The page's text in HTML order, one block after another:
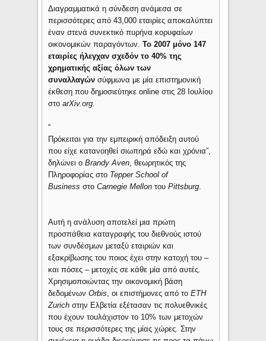
Διαγραμματικά η σύνδεση ανάμεσα σε
περισσότερες από 43,000 εταιρίες αποκαλύπτει
έναν στενά συνεκτικό πυρήνα κορυφαίων
οικονομικών παραγόντων.Το 2007 μόνο 147
εταιρίες ήλεγχαν σχεδόν το 40% της
χρηματικής αξίας όλων των
συναλλαγών σύφμωνα με μία επιστημονική
έκθεση που δημοσιεύτηκε online στις 28 Ιουλίου
στοarXiv.org.
“
Πρόκειται για την εμπειρική απόδειξη αυτού
που είχε κατανοηθεί σιωπηρά εδώ και χρόνια”,
δηλώνει οBrandy Aven, θεωρητικός της
Πληροφορίας στο Tepper School of
Business στοCarnegie Mellon τουPittsburg.
Αυτή η ανάλυση αποτελεί μια πρώτη
προσπάθεια καταγραφής του διεθνούς ιστού
των συνδέσμων μεταξύ εταιριών και
εξακρίβωσης του ποιος έχει στην κατοχή του –
και πόσες – μετοχές σε κάθε μία από αυτές.
Χρησιμοποιώντας την οικονομική βάση
δεδομένωνOrbis, οι επιστήμονες από τοETH
Zurich στην Ελβετία εξέτασαν τις πολυεθνικές
που έχουν τουλάχιστον το 10% των μετοχών
τους σε περισσότερες της μίας χώρες. Στην